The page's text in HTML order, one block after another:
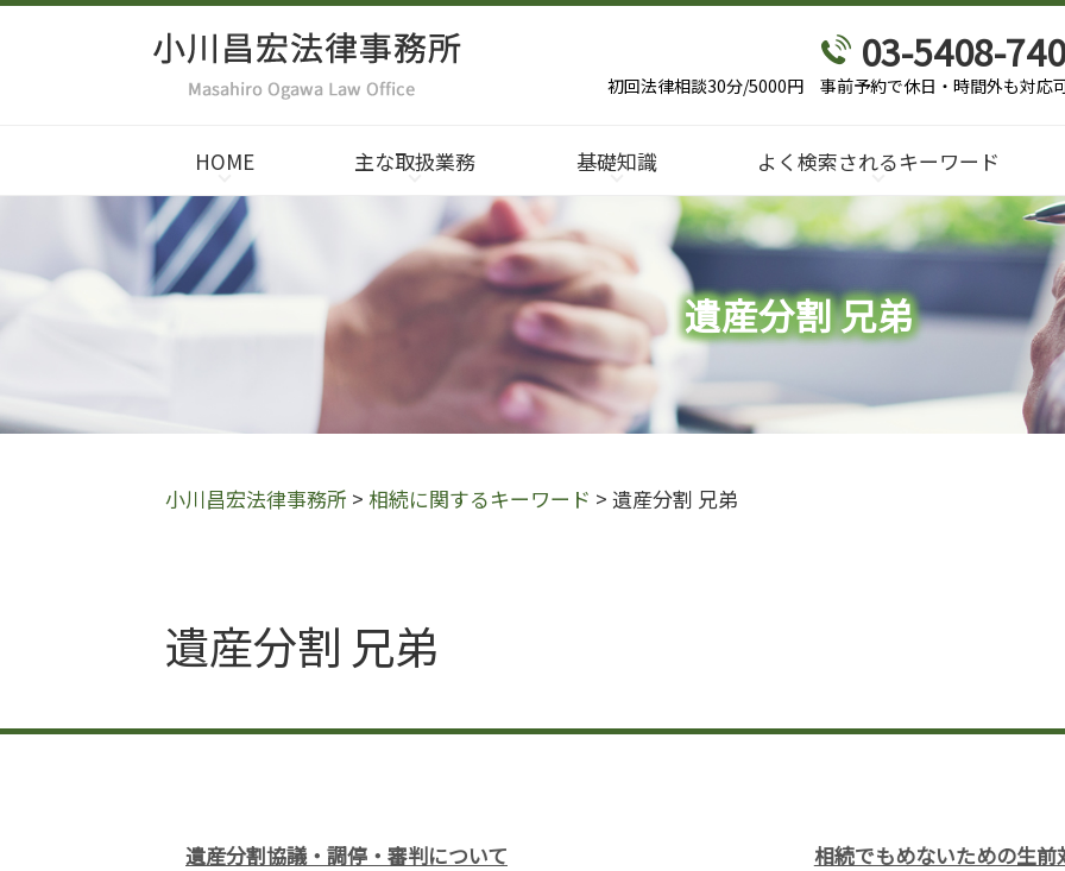
遺産分割 兄弟
03-5408-
初回法律相談30分/5000円 事前予約で休日・時間外も対応
HOME 主な取扱業務 基礎知識 よく検索されるキーワード
小川昌宏法律事務所 > 相続に関するキーワード > 遺産分割 兄弟
遺産分割 兄弟
遺産分割協議・調停・審判について 相続でもめないための生前